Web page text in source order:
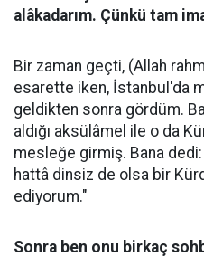
alâkadarım. Çünkü tam
Bir zaman geçti, (Allah
esarette iken, İstanbul'da
geldikten sonra gördüm.
aldığı aksülâmel ile o da
mesleğe girmiş. Bana
hattâ dinsiz de olsa bir
ediyorum."
Sonra ben onu birkaç